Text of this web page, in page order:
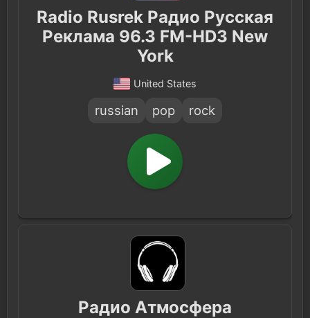
Radio Rusrek Радио Русская
Реклама 96.3 FM-HD3 New
York
United States
russian pop rock
Радио Атмосфера